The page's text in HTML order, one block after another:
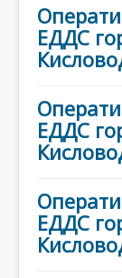
ЕДДС
ЕДДС
ЕДДС